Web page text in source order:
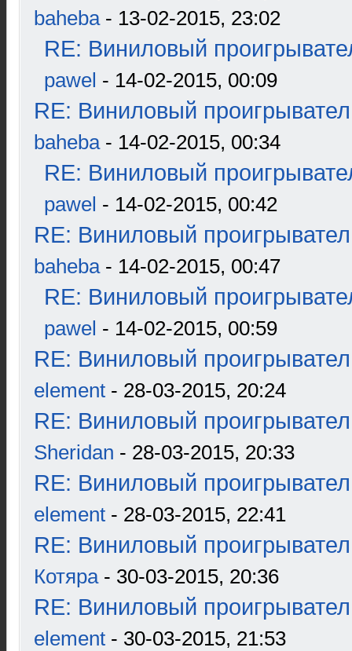
baheba- 13-02-2015, 23:02
RE: Виниловый
pawel - 14-02-2015, 00:09
RE: Виниловый
baheba- 14-02-2015, 00:34
RE: Виниловый
pawel - 14-02-2015, 00:42
RE: Виниловый
baheba- 14-02-2015, 00:47
RE: Виниловый
pawel - 14-02-2015, 00:59
RE: Виниловый
element - 28-03-2015, 20:24
RE: Виниловый
Sheridan - 28-03-2015, 20:33
RE: Виниловый
element - 28-03-2015, 22:41
RE: Виниловый
Котяра- 30-03-2015, 20:36
RE: Виниловый
element - 30-03-2015, 21:53